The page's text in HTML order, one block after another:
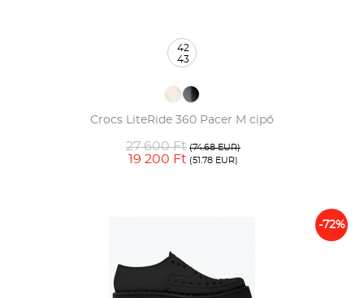
Crocs LiteRide 360 Pacer M cipő
27 600 Ft (74.68 EUR)
19 200 Ft (51.78 EUR)
42
43
-72%